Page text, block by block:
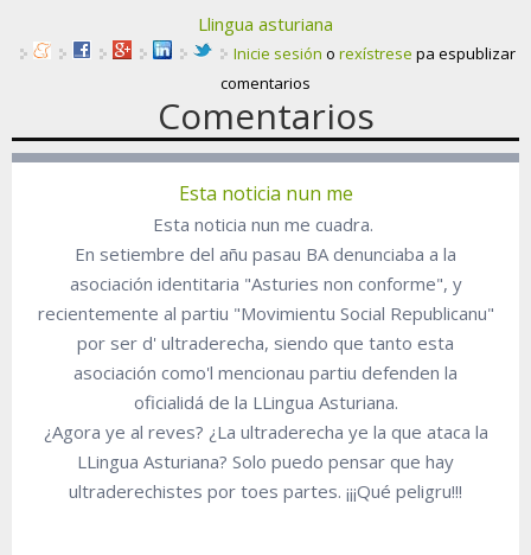
Llingua asturiana
Inicie sesión o rexístrese pa espublizar
comentarios
Comentarios
Esta noticia nun me
Esta noticia nun me cuadra.
En setiembre del añu pasau BA denunciaba a la
asociación identitaria "Asturies non conforme", y
recientemente al partiu "Movimientu Social Republicanu"
por ser d' ultraderecha, siendo que tanto esta
asociación como'l mencionau partiu defenden la
oficialidá de la LLingua Asturiana.
¿Agora ye al reves? ¿La ultraderecha ye la que ataca la
LLingua Asturiana? Solo puedo pensar que hay
ultraderechistes por toes partes. ¡¡¡Qué peligru!!!